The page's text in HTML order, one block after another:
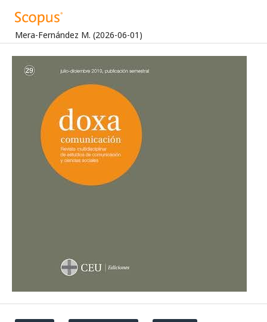
Mera-Fernández M. (2026-06-01)
AI-Generated Content in Spanish Media:
Transparency, New Uses, and Defined Strategies.
Journalism and Media, 7(2).
10.3390/journalmedia7020113
Román-San-Miguel A. (2026-01-01)
Artificial intelligence in journalistic content: real use
and transparency in Spanish media.
Mediterranea De Comunicacion, 17(1).
10.14198/MEDCOM.30350
10.14198/MEDCOM.30213
de Gauna M.L.R. (2025-12-01)